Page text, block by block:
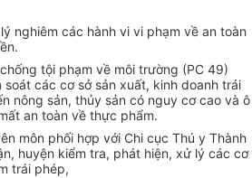
nghiêm các hành vi vi phạm về an toàn
tội phạm về môi trường (PC 49)
các cơ sở sản xuất, kinh doanh trái
nông sản, thủy sản có nguy cơ cao và ô
an toàn về thực phẩm.
môn phối hợp với Chi cục Thú y Thành
huyện kiểm tra, phát hiện, xử lý các cơ
trái phép,